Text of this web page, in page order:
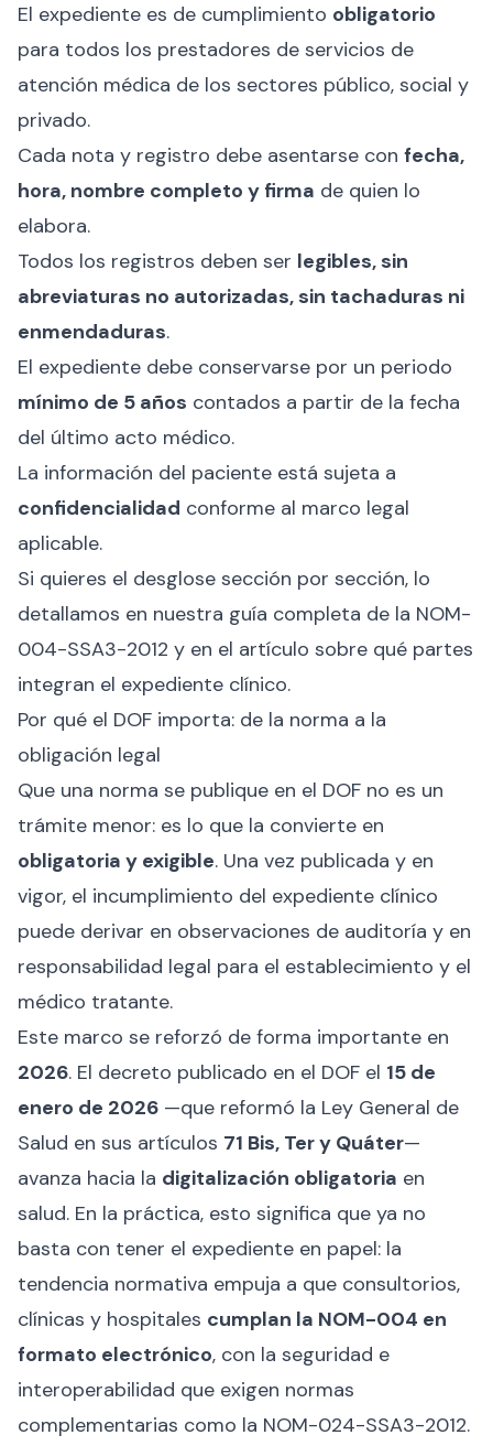
El expediente es de cumplimiento obligatorio
para todos los prestadores de servicios de
atención médica de los sectores público, social y
privado.
Cada nota y registro debe asentarse con fecha,
hora, nombre completo y firma de quien lo
elabora.
Todos los registros deben ser legibles, sin
abreviaturas no autorizadas, sin tachaduras ni
enmendaduras.
El expediente debe conservarse por un periodo
mínimo de 5 años contados a partir de la fecha
del último acto médico.
La información del paciente está sujeta a
confidencialidad conforme al marco legal
aplicable.
Si quieres el desglose sección por sección, lo
detallamos en nuestra guía completa de la NOM-
004-SSA3-2012 y en el artículo sobre qué partes
integran el expediente clínico.
Por qué el DOF importa: de la norma a la
obligación legal
Que una norma se publique en el DOF no es un
trámite menor: es lo que la convierte en
obligatoria y exigible. Una vez publicada y en
vigor, el incumplimiento del expediente clínico
puede derivar en observaciones de auditoría y en
responsabilidad legal para el establecimiento y el
médico tratante.
Este marco se reforzó de forma importante en
2026. El decreto publicado en el DOF el 15 de
enero de 2026 —que reformó la Ley General de
Salud en sus artículos 71 Bis, Ter y Quáter—
avanza hacia la digitalización obligatoria en
salud. En la práctica, esto significa que ya no
basta con tener el expediente en papel: la
tendencia normativa empuja a que consultorios,
clínicas y hospitales cumplan la NOM-004 en
formato electrónico, con la seguridad e
interoperabilidad que exigen normas
complementarias como la NOM-024-SSA3-2012.